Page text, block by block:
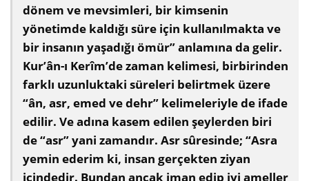
dönem ve mevsimleri, bir kimsenin
yönetimde kaldığı süre için kullanılmakta ve
bir insanın yaşadığı ömür” anlamına da gelir.
Kur’ân-ı Kerîm’de zaman kelimesi, birbirinden
farklı uzunluktaki süreleri belirtmek üzere
“ân, asr, emed ve dehr” kelimeleriyle de ifade
edilir. Ve adına kasem edilen şeylerden biri
de “asr” yani zamandır. Asr sûresinde; “Asra
yemin ederim ki, insan gerçekten ziyan
içindedir. Bundan ancak iman edip iyi ameller